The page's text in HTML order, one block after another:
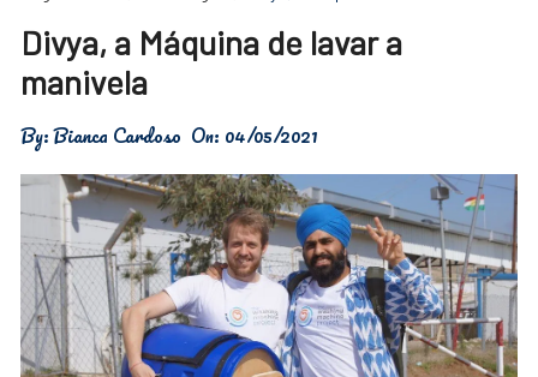
Divya, a Máquina de lavar a
manivela
By:Bianca Cardoso On: 04/05/2021